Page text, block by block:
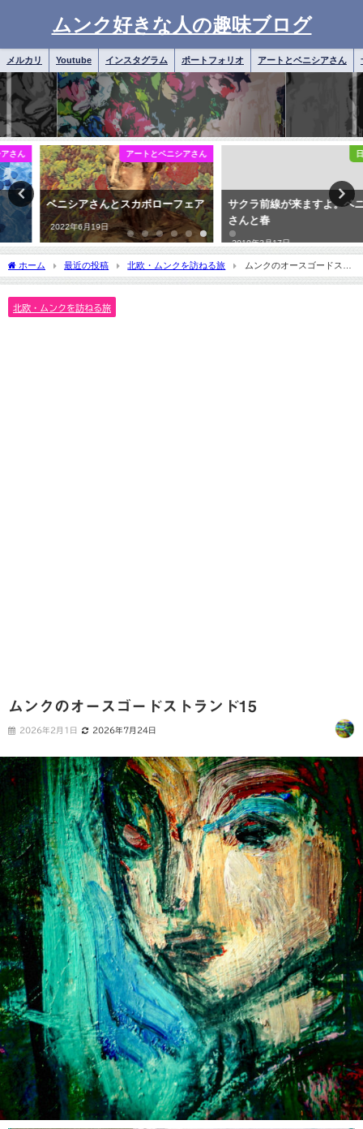
ムンク好きな人の趣味ブログ
メルカリ Youtube インスタグラム ポートフォリオ アートとベニシアさん
アートとベニシアさん
ベニシアさんとスカボローフェア
2022年6月19日
サクラ前線が来ますよ。ベニシア
さんと春
2019年3月17日
ホーム 最近の投稿 北欧・ムンクを訪ねる旅
ムンクのオースゴードスト
ランド15
北欧・ムンクを訪ねる旅
ムンクのオースゴードストランド15
2026年2月1日 2026年7月24日